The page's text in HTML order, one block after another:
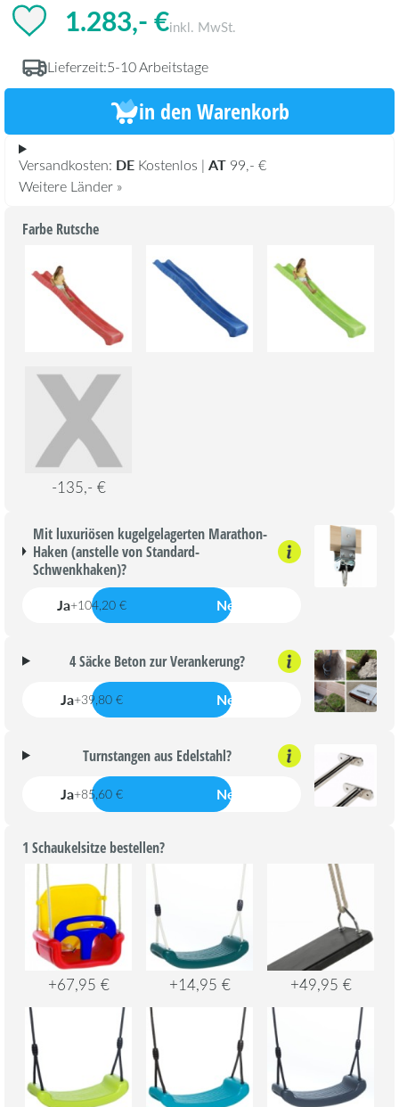
1.283,- €inkl. MwSt.
Lieferzeit:5-10 Arbeitstage
in den Warenkorb
Versandkosten: DE Kostenlos | AT 99,- €
Weitere Länder »
Farbe Rutsche
-135,- €
Mit luxuriösen kugelgelagerten Marathon-
Haken (anstelle von Standard-
Schwenkhaken)?
Ja+104,20 € Nein
4 Säcke Beton zur Verankerung?
Ja+39,80 € Nein
Turnstangen aus Edelstahl?
Ja+85,60 € Nein
1 Schaukelsitze bestellen?
+67,95 € +14,95 € +49,95 €